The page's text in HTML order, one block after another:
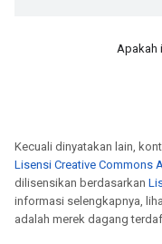
Apakah
Kecuali dinyatakan lain,
Lisensi Creative Commons
dilisensikan berdasarkan
informasi selengkapnya,
adalah merek dagang